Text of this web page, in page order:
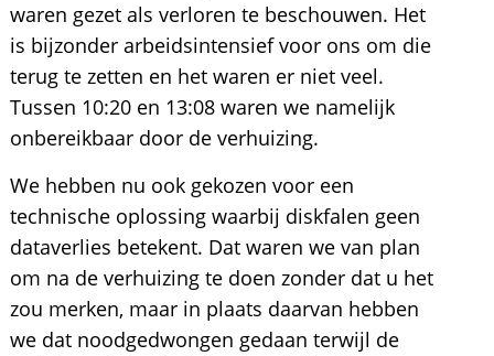
waren gezet als verloren te beschouwen. Het
is bijzonder arbeidsintensief voor ons om die
terug te zetten en het waren er niet veel.
Tussen 10:20 en 13:08 waren we namelijk
onbereikbaar door de verhuizing.
We hebben nu ook gekozen voor een
technische oplossing waarbij diskfalen geen
dataverlies betekent. Dat waren we van plan
om na de verhuizing te doen zonder dat u het
zou merken, maar in plaats daarvan hebben
we dat noodgedwongen gedaan terwijl de